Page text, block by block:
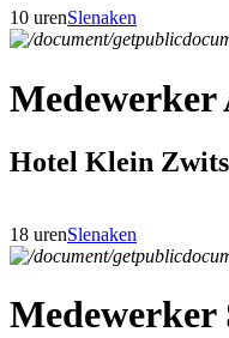
10 urenSlenaken
Hotel Klein
18 urenSlenaken
Medewerker